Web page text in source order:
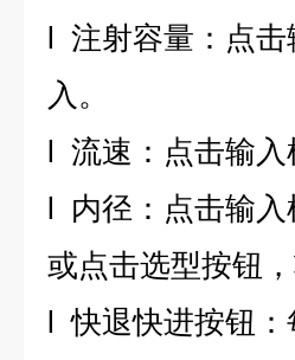
l 注射容量：点
入。
l 流速：点击输
l 内径：点击输
或点击选型按钮
l 快退快进按钮